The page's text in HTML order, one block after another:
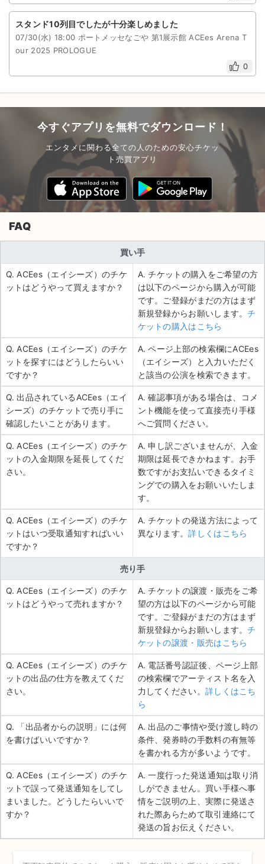
スタンド10列目でしたが十分楽しめました
07/30(水) 18:00 ポートメッセなごや 第1展示館 ACEes Arena T
our 2025 PROLOGUE
0
今すぐアプリを無料でダウンロード！
エンタメに関わる全ての人のための安心チケッ
ト売買アプリ
FAQ
買い手
Q. ACEes（エイシーズ）のチケ
ットはどうやって買えますか？
A. チケットの購入をご希望の方
は以下のページから購入が可能
です。ご登録がまだの方はまず
新規登録からお願いします。チ
ケットの購入はこちら
Q. ACEes（エイシーズ）のチケ
ットを探すにはどうしたらいい
ですか？
A. ページ上部の検索欄にACEes
（エイシーズ）と入力いただく
と該当の公演を検索できます。
Q. 出品されているACEes（エイ
シーズ）のチケットで売り手に
確認したいことがあります。
A. 確認事項がある場合は、コメ
ント機能を使って直接売り手様
へご質問ください。
Q. ACEes（エイシーズ）のチケ
ットの入金期限を延長してくだ
さい。
A. 申し訳ございませんが、入金
期限は延長できかねます。お手
数ですがお支払いできるタイミ
ングでの購入をお願いいたしま
す。
Q. ACEes（エイシーズ）のチケ
ットはいつ受取通知すればいい
ですか？
A. チケットの発送方法によって
異なります。詳しくはこちら
売り手
Q. ACEes（エイシーズ）のチケ
ットはどうやって売れますか？
A. チケットの譲渡・販売をご希
望の方は以下のページから可能
です。ご登録がまだの方はまず
新規登録からお願いします。チ
ケットの譲渡・販売はこちら
Q. ACEes（エイシーズ）のチケ
ットの出品の仕方を教えてくだ
さい。
A. 電話番号認証後、ページ上部
の検索欄でアーティスト名を入
力してください。 詳しくはこち
ら
Q. 「出品者からの説明」には何
を書けばいいですか？
A. 出品のご事情や受け渡し時の
条件、発券時の手数料の有無等
を書かれる方が多いようです。
Q. ACEes（エイシーズ）のチケ
ットで誤って発送通知をしてし
まいました。どうしたらいいで
すか？
A. 一度行った発送通知は取り消
しができません。買い手様へ事
情をご説明の上、実際に発送さ
れた際あらためて取引連絡にて
発送の旨お伝えください。